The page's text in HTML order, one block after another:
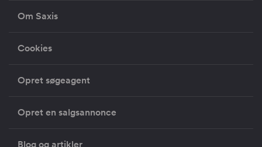
Om Saxis
Cookies
Opret søgeagent
Opret en salgsannonce
Blog og artikler